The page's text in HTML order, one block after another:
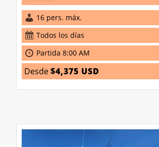
16 pers. máx.
Todos los días
Partida 8:00 AM
Desde$4,375 USD